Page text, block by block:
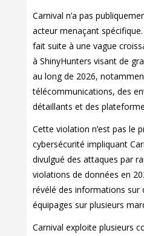
Carnival n’a pas
acteur menaçant
fait suite à une vague
à ShinyHunters visant de
au long de 2026,
télécommunications, des
détaillants et des
Cette violation n’est pas le
cybersécurité impliquant
divulgué des attaques par
violations de données en
révélé des informations sur
équipages sur plusieurs
Carnival exploite plusieurs